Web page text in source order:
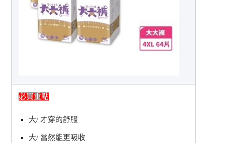
必買重點
大/ 才穿的舒服
大/ 當然能更吸收